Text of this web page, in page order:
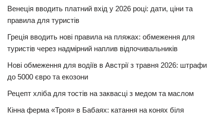
Венеція вводить платний вхід у 2026 році: дати, ціни та
правила для туристів
Греція вводить нові правила на пляжах: обмеження для
туристів через надмірний наплив відпочивальників
Нові обмеження для водіїв в Австрії з травня 2026: штрафи
до 5000 євро та екозони
Рецепт хліба для тостів на заквасці з медом та маслом
Кінна ферма «Троя» в Бабаях: катання на конях біля